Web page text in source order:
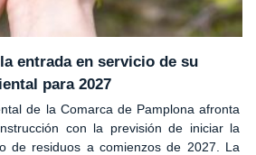
entrada en servicio de su
para 2027
de la Comarca de Pamplona afronta
con la previsión de iniciar la
de residuos a comienzos de 2027. La